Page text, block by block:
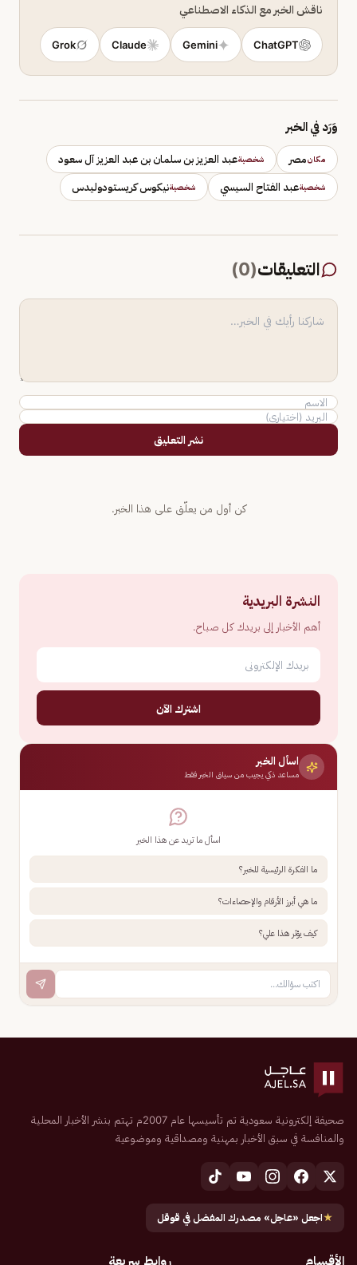
ناقش الخبر مع الذكاء الاصطناعي
ChatGPT
Gemini
Claude
Grok
وَرَد في الخبر
مكانمصر شخصيةعبد العزيز بن سلمان بن عبد العزيز آل سعود
شخصيةعبد الفتاح السيسي شخصيةنيكوس كريستودوليدس
التعليقات(
0
)
نشر التعليق
كن أول من يعلّق على هذا الخبر.
النشرة البريدية
أهم الأخبار إلى بريدك كل صباح.
اشترك الآن
اسأل الخبر
مساعد ذكي يجيب من سياق الخبر فقط
اسأل ما تريد عن هذا الخبر
ما الفكرة الرئيسية للخبر؟
ما هي أبرز الأرقام والإحصاءات؟
كيف يؤثر هذا علي؟
صحيفة إلكترونية سعودية تم تأسيسها عام 2007م تهتم بنشر الأخبار المحلية
والمنافسة في سبق الأخبار بمهنية ومصداقية وموضوعية
★اجعل «عاجل» مصدرك المفضل في قوقل
الأقسام روابط سريعة